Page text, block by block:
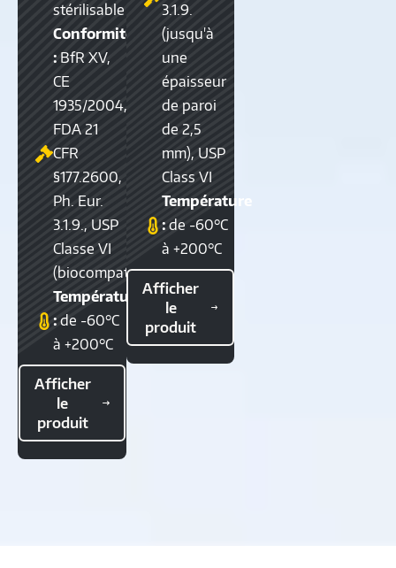
stérilisable
Conformité
: BfR XV,
CE
1935/2004,
FDA 21
CFR
§177.2600,
Ph. Eur.
3.1.9., USP
Classe VI
(biocompatible)
Température
: de -60°C
à +200°C
Afficher
le
produit
3.1.9.
(jusqu'à
une
épaisseur
de paroi
de 2,5
mm), USP
Class VI
Température
: de -60°C
à +200°C
Afficher
le
produit